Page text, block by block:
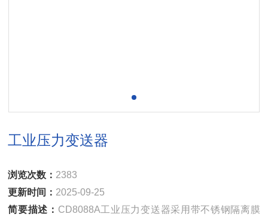
工业压力变送器
浏览次数： 2383
更新时间： 2025-09-25
简要描述： CD8088A工业压力变送器采用带不锈钢隔离膜